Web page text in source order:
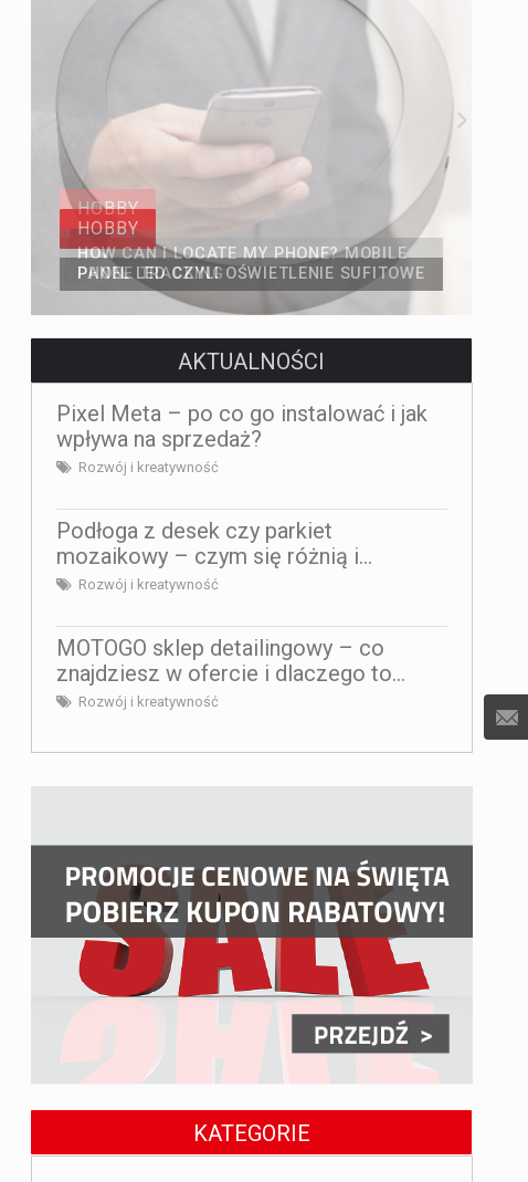
HOBBY
PANEL LED CZYLI OŚWIETLENIE SUFITOWE
AKTUALNOŚCI
Pixel Meta – po co go instalować i jak
wpływa na sprzedaż?
Rozwój i kreatywność
Podłoga z desek czy parkiet
mozaikowy – czym się różnią i...
Rozwój i kreatywność
MOTOGO sklep detailingowy – co
znajdziesz w ofercie i dlaczego to...
Rozwój i kreatywność
KATEGORIE